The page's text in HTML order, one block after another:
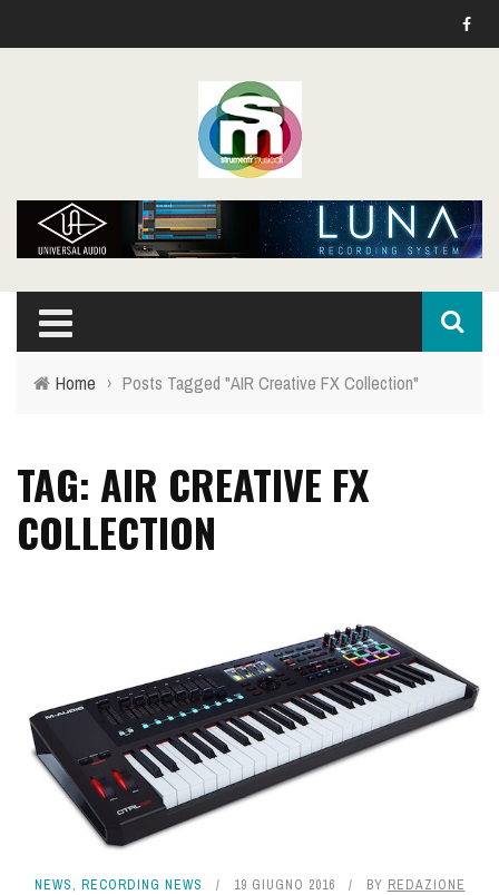
Home › Posts Tagged "AIR Creative FX Collection"
TAG: AIR CREATIVE FX
COLLECTION
NEWS, RECORDING NEWS 19 GIUGNO 2016 BY REDAZIONE